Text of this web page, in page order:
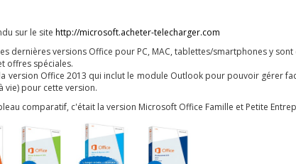
sur le site http://microsoft.acheter-telecharger.com
dernières versions Office pour PC, MAC, tablettes/smartphones y
offres spéciales.
version Office 2013 qui inclut le module Outlook pour pouvoir gérer
vie) pour cette version.
comparatif, c'était la version Microsoft Office Famille et Petite